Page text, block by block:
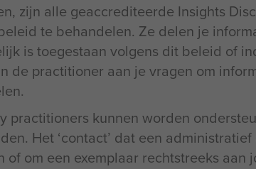
zijn alle geaccrediteerde Insights
te behandelen. Ze delen je
is toegestaan volgens dit beleid of
de practitioner aan je vragen om
practitioners kunnen worden
Het ‘contact’ dat een
om een exemplaar rechtstreeks aan